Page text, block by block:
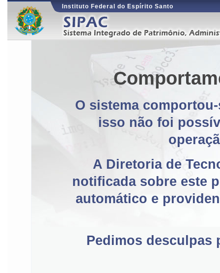
Instituto Federal do Espírito Santo
O sistema
isso não foi
A Diretoria de
notificada sobre este
automático e
Pedimos desculpas